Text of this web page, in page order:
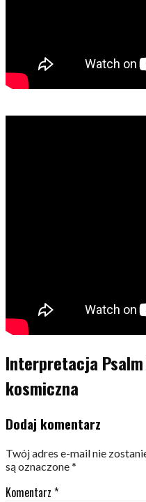
Interpretacja Psalm
kosmiczna
Dodaj komentarz
Twój adres e-mail nie
są oznaczone*
Komentarz *